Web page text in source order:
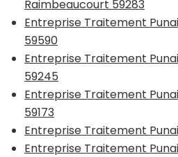
Raimbeaucourt 59283
Entreprise Traitement
59590
Entreprise Traitement
59245
Entreprise Traitement
59173
Entreprise Traitement
Entreprise Traitement